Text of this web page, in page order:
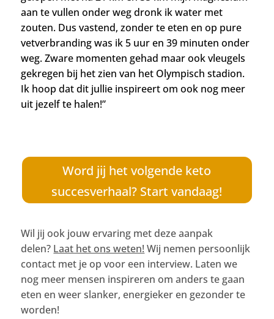
aan te vullen onder weg dronk ik water met
zouten. Dus vastend, zonder te eten en op pure
vetverbranding was ik 5 uur en 39 minuten onder
weg.Zware momenten gehad maar ook vleugels
gekregen bij het zien van het Olympisch stadion.
Ik hoop dat dit jullie inspireert om ook nog meer
uit jezelf te halen!”
Word jij het volgende keto
succesverhaal? Start vandaag!
Wil jij ook jouw ervaring met deze aanpak
delen? Laat het ons weten! Wij nemen persoonlijk
contact met je op voor een interview. Laten we
nog meer mensen inspireren om anders te gaan
eten en weer slanker, energieker en gezonder te
worden!